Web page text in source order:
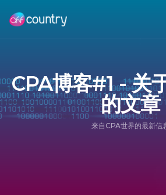
CPA博客#1 - 关
的文章
来自CPA世界的最新信